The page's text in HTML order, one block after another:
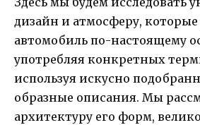
дизайн и атмосферу, которые
автомобиль по-настоящему
употребляя конкретных
используя искусно
образные описания. Мы
архитектуру его форм,